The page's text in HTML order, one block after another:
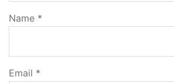
Name *
Email *